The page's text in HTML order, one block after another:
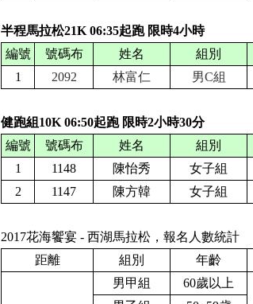
半程馬拉松21K 06:35起跑 限時4小時
編號
號碼布 姓名 組別
1
2092 林富仁 男C組
健跑組10K 06:50起跑 限時2小時30分
編號
號碼布 姓名 組別
1
1148 陳怡秀 女子組
2
1147 陳方韓 女子組
2017花海饗宴 - 西湖馬拉松，報名人數統計
距離
組別 年齡
男甲組 60歲以上